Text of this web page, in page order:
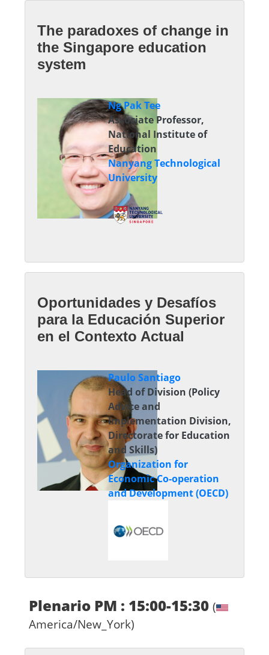
The paradoxes of change in
the Singapore education
system
Ng Pak Tee
Associate Professor,
National Institute of
Education
Nanyang Technological
University
Oportunidades y Desafíos
para la Educación Superior
en el Contexto Actual
Paulo Santiago
Head of Division (Policy
Advice and
Implementation Division,
Directorate for Education
and Skills)
Organization for
Economic Co-operation
and Development (OECD)
Plenario PM : 15:00-15:30 (
America/New_York)